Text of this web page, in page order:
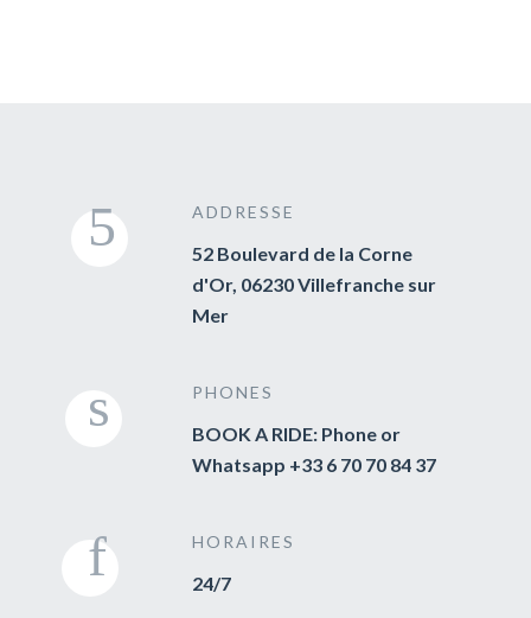
ADDRESSE
52 Boulevard de la Corne
d'Or, 06230 Villefranche sur
Mer
PHONES
BOOK A RIDE: Phone or
Whatsapp +33 6 70 70 84 37
HORAIRES
24/7